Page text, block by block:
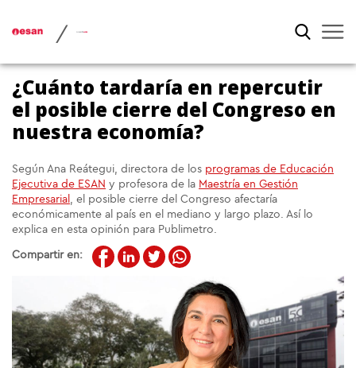
/
¿Cuánto tardaría en repercutir
el posible cierre del Congreso en
nuestra economía?
Según Ana Reátegui, directora de los programas de Educación
Ejecutiva de ESAN y profesora de la Maestría en Gestión
Empresarial , el posible cierre del Congreso afectaría
económicamente al país en el mediano y largo plazo. Así lo
explica en esta opinión para Publimetro.
Compartir en: